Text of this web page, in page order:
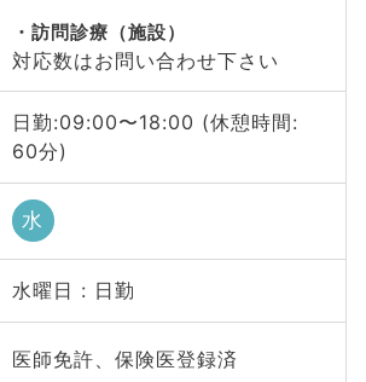
訪問診療（施設）
対応数はお問い合わせ下さい
日勤:09:00〜18:00 (休憩時間:
60分)
水
水曜日 : 日勤
医師免許、保険医登録済